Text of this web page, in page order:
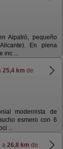
Alpatró, pequeño
En plena
inc ...
25,4 km de
modernista de
esmero con 6
...
a 26,8 km de